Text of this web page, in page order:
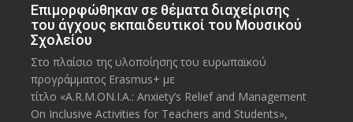
Eπιμορφώθηκαν σε θέματα διαχείρισης
του άγχους εκπαιδευτικοί του Μουσικού
Σχολείου
Στο πλαίσιο της υλοποίησης του ευρωπαϊκού
προγράμματος Erasmus+ με
τίτλο «A.R.M.ON.I.A.: Anxiety’s Relief and Management
On Inclusive Activities for Teachers and Students»,